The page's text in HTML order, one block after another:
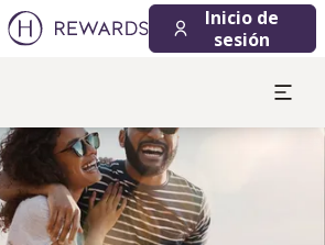
Inicio de
sesión